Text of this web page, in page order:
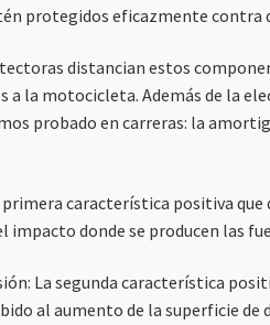
protegidos eficazmente contra
distancian estos
a la motocicleta. Además de la
probado en carreras: la
característica positiva
impacto donde se producen las
La segunda característica
al aumento de la superficie